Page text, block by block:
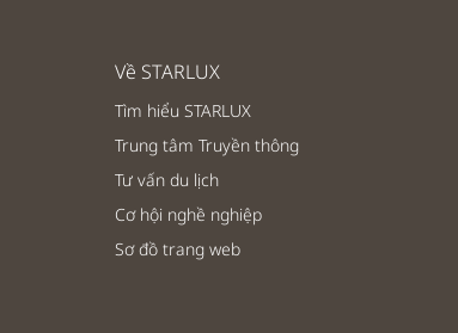
Về STARLUX
Tìm hiểu STARLUX
Trung tâm Truyền thông
Tư vấn du lịch
Cơ hội nghề nghiệp
Sơ đồ trang web